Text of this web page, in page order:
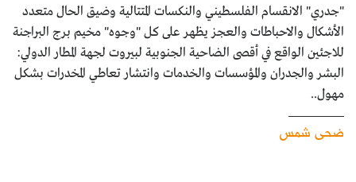
"جدري" الانقسام الفلسطيني والنكسات المتتالية وضيق الحال متعدد
الأشكال والاحباطات والعجز يظهر على كل "وجوه" مخيم برج البراجنة
للاجئين الواقع في أقصى الضاحية الجنوبية لبيروت لجهة المطار الدولي:
البشر والجدران والمؤسسات والخدمات وانتشار تعاطي المخدرات بشكل
مهول..
ضحى شمس